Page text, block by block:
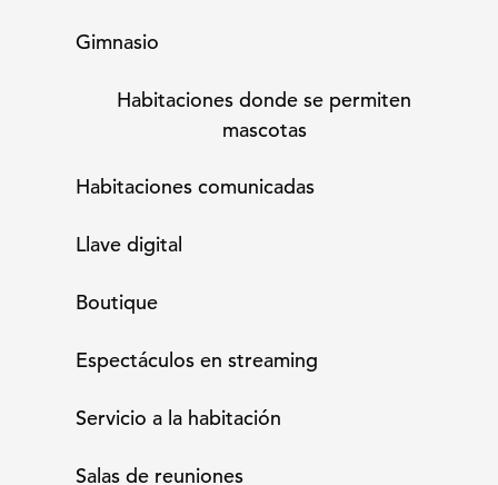
Gimnasio
Habitaciones donde se permiten
mascotas
Habitaciones comunicadas
Llave digital
Boutique
Espectáculos en streaming
Servicio a la habitación
Salas de reuniones